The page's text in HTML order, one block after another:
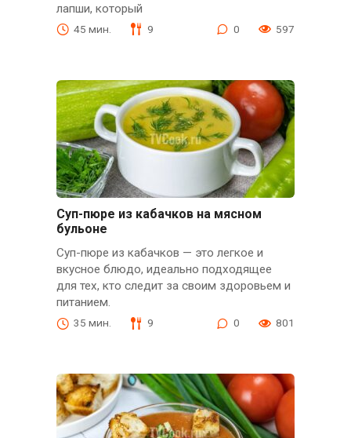
лапши, который
45 мин. 9 0 597
Суп-пюре из кабачков на мясном
бульоне
Суп-пюре из кабачков — это легкое и
вкусное блюдо, идеально подходящее
для тех, кто следит за своим здоровьем и
питанием.
35 мин. 9 0 801